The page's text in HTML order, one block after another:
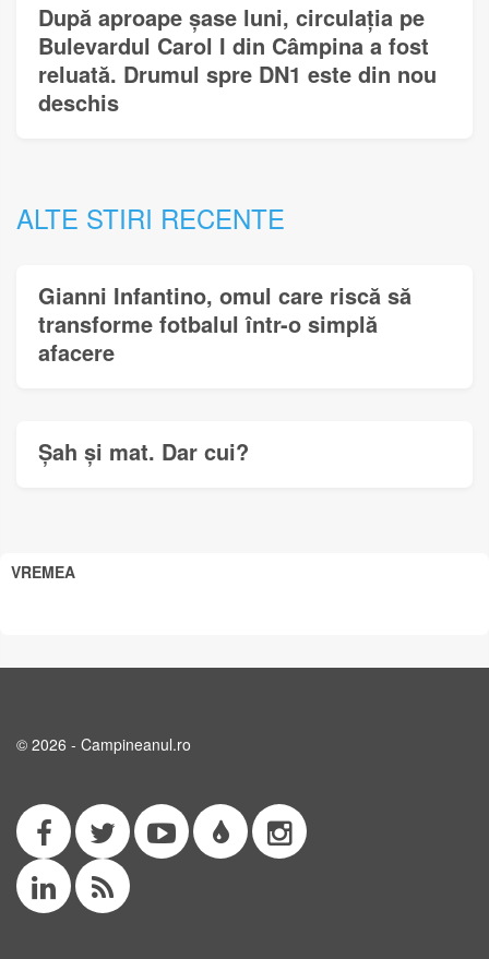
După aproape șase luni, circulația pe
Bulevardul Carol I din Câmpina a fost
reluată. Drumul spre DN1 este din nou
deschis
ALTE STIRI RECENTE
Gianni Infantino, omul care riscă să
transforme fotbalul într-o simplă
afacere
Șah și mat. Dar cui?
VREMEA
© 2026 - Campineanul.ro